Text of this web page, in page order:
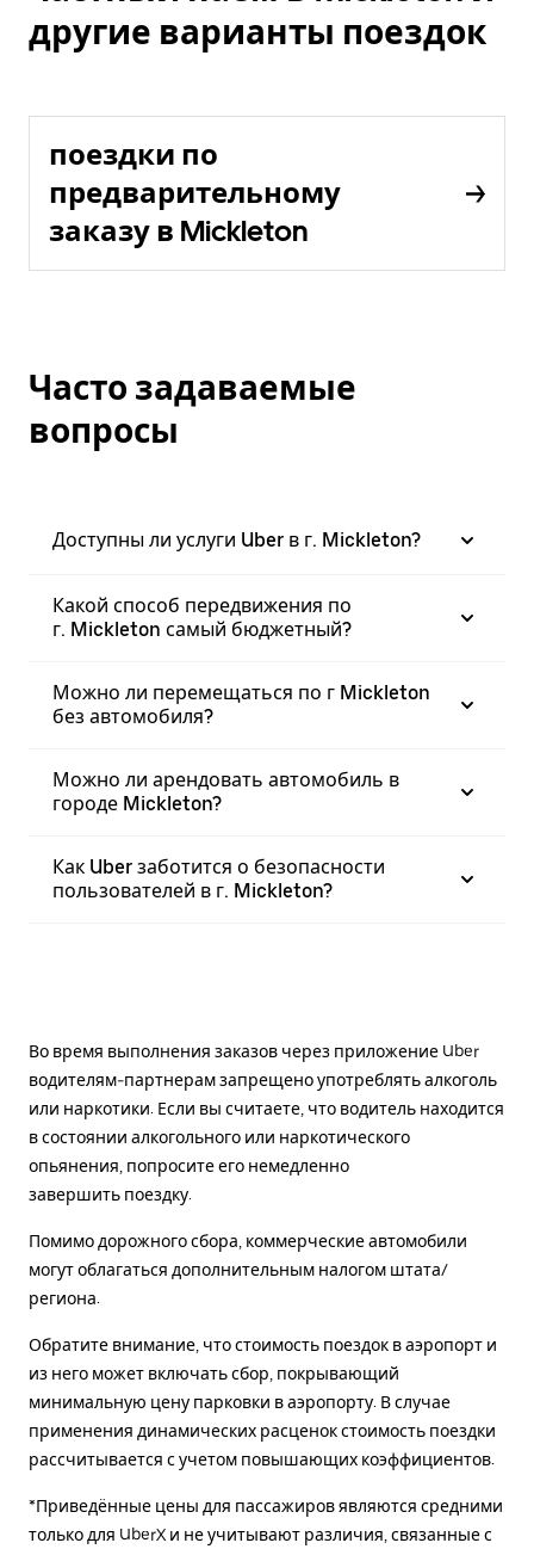
другие варианты поездок
поездки по
предварительному
заказу в Mickleton
Часто задаваемые
вопросы
Доступны ли услуги Uber в г. Mickleton?
Какой способ передвижения по
г. Mickleton самый бюджетный?
Можно ли перемещаться по г Mickleton
без автомобиля?
Можно ли арендовать автомобиль в
городе Mickleton?
Как Uber заботится о безопасности
пользователей в г. Mickleton?
Во время выполнения заказов через приложение Uber
водителям-партнерам запрещено употреблять алкоголь
или наркотики. Если вы считаете, что водитель находится
в состоянии алкогольного или наркотического
опьянения, попросите его немедленно
завершить поездку.
Помимо дорожного сбора, коммерческие автомобили
могут облагаться дополнительным налогом штата/
региона.
Обратите внимание, что стоимость поездок в аэропорт и
из него может включать сбор, покрывающий
минимальную цену парковки в аэропорту. В случае
применения динамических расценок стоимость поездки
рассчитывается с учетом повышающих коэффициентов.
*Приведённые цены для пассажиров являются средними
только для UberX и не учитывают различия, связанные с